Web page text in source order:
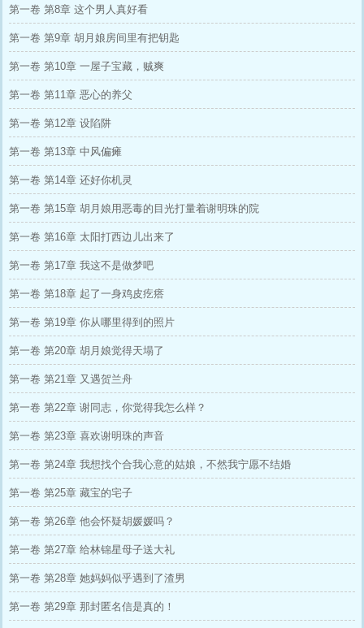
第一卷 第8章 这个男人真好看
第一卷 第9章 胡月娘房间里有把钥匙
第一卷 第10章 一屋子宝藏，贼爽
第一卷 第11章 恶心的养父
第一卷 第12章 设陷阱
第一卷 第13章 中风偏瘫
第一卷 第14章 还好你机灵
第一卷 第15章 胡月娘用恶毒的目光打量着谢明珠的院
第一卷 第16章 太阳打西边儿出来了
第一卷 第17章 我这不是做梦吧
第一卷 第18章 起了一身鸡皮疙瘩
第一卷 第19章 你从哪里得到的照片
第一卷 第20章 胡月娘觉得天塌了
第一卷 第21章 又遇贺兰舟
第一卷 第22章 谢同志，你觉得我怎么样？
第一卷 第23章 喜欢谢明珠的声音
第一卷 第24章 我想找个合我心意的姑娘，不然我宁愿不结婚
第一卷 第25章 藏宝的宅子
第一卷 第26章 他会怀疑胡媛媛吗？
第一卷 第27章 给林锦星母子送大礼
第一卷 第28章 她妈妈似乎遇到了渣男
第一卷 第29章 那封匿名信是真的！